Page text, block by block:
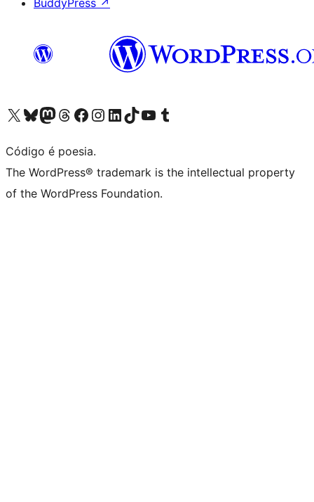
BuddyPress ↗
Visite a nossa conta X (antigo Twitter)
Visit our Bluesky account
Visit our Mastodon account
Visit our Threads account
Visite a nossa página do Facebook
Visite a nossa conta no Instagram
Visite a nossa conta no LinkedIn
Visit our TikTok account
Visit our YouTube channel
Visit our Tumblr account
Código é poesia.
The WordPress® trademark is the intellectual property
of the WordPress Foundation.